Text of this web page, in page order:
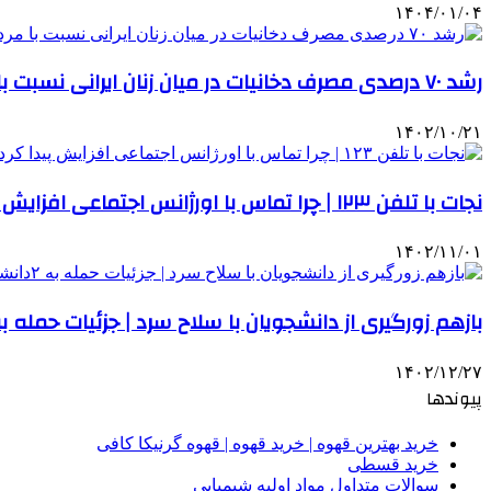
۱۴۰۴/۰۱/۰۴
رشد ۷۰ درصدی مصرف دخانیات در میان زنان ایرانی نسبت با مردان
۱۴۰۲/۱۰/۲۱
نجات با تلفن ۱۲۳ | چرا تماس با اورژانس اجتماعی افزایش پیدا کرد؟
۱۴۰۲/۱۱/۰۱
بازهم زورگیری از دانشجویان با سلاح سرد | جزئیات حمله به ۲دانشجو در اطرف خوابگاه علوم‌
۱۴۰۲/۱۲/۲۷
پیوندها
خرید بهترین قهوه | خرید قهوه | قهوه گرنیکا کافی
خرید قسطی
سوالات متداول مواد اولیه شیمیایی